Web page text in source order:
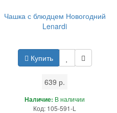
Чашка с блюдцем Новогодний
Lenardi
Купить
639 р.
Наличие: В наличии
Код: 105-591-L